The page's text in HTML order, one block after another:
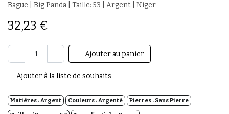
Bague | Big Panda | Taille: 53 | Argent | Niger
32,23 €
Ajouter au panier
Ajouter à la liste de souhaits
Matières :Argent Couleurs :Argenté Pierres : Sans Pierre